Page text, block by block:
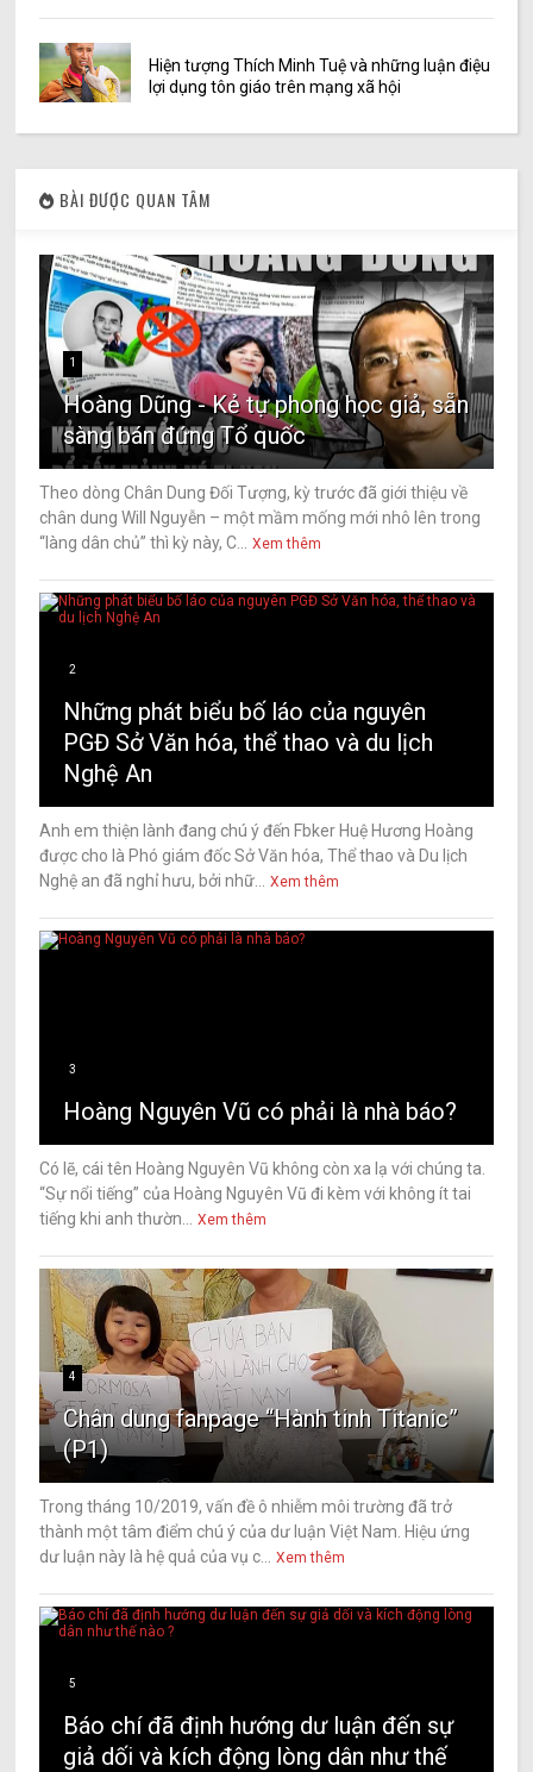
Hiện tượng Thích Minh Tuệ và những luận điệu
lợi dụng tôn giáo trên mạng xã hội
BÀI ĐƯỢC QUAN TÂM
1
Hoàng Dũng - Kẻ tự phong học giả, sẵn
sàng bán đứng Tổ quốc
Theo dòng Chân Dung Đối Tượng, kỳ trước đã giới thiệu về
chân dung Will Nguyễn – một mầm mống mới nhô lên trong
“làng dân chủ” thì kỳ này, C...
Xem thêm
2
Những phát biểu bố láo của nguyên
PGĐ Sở Văn hóa, thể thao và du lịch
Nghệ An
Anh em thiện lành đang chú ý đến Fbker Huệ Hương Hoàng
được cho là Phó giám đốc Sở Văn hóa, Thể thao và Du lịch
Nghệ an đã nghỉ hưu, bởi nhữ...
Xem thêm
3
Hoàng Nguyên Vũ có phải là nhà báo?
Có lẽ, cái tên Hoàng Nguyên Vũ không còn xa lạ với chúng ta.
“Sự nổi tiếng” của Hoàng Nguyên Vũ đi kèm với không ít tai
tiếng khi anh thườn...
Xem thêm
4
Chân dung fanpage “Hành tinh Titanic”
(P1)
Trong tháng 10/2019, vấn đề ô nhiễm môi trường đã trở
thành một tâm điểm chú ý của dư luận Việt Nam. Hiệu ứng
dư luận này là hệ quả của vụ c...
Xem thêm
5
Báo chí đã định hướng dư luận đến sự
giả dối và kích động lòng dân như thế